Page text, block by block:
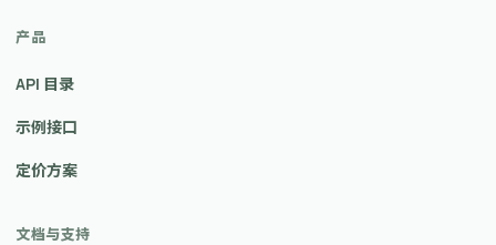
产品
API 目录
示例接口
定价方案
文档与支持